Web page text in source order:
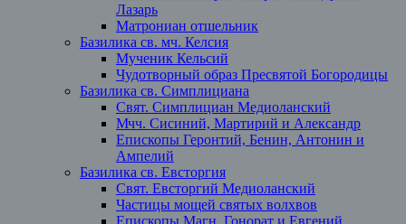
Лазарь
Матрониан отшельник
Базилика св. мч. Келсия
Мученик Кельсий
Чудотворный образ Пресвятой Богородицы
Базилика св. Симплициана
Свят. Симплициан Медиоланский
Мчч. Сисиний, Мартирий и Александр
Епископы Геронтий, Бенин, Антонин и
Ампелий
Базилика св. Евсторгия
Свят. Евсторгий Медиоланский
Частицы мощей святых волхвов
Епископы Магн, Гонорат и Евгений